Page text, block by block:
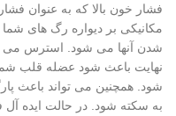
فشار خون بالا که به عنوان
مکانیکی بر دیواره رگ های
شدن آنها می شود. استرس می
نهایت باعث شود عضله قلب
شود. همچنین می تواند باعث